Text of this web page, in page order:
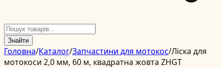
Знайти
Головна/Каталог/Запчастини для мотокос/Ліска для
мотокоси 2,0 мм, 60 м, квадратна жовта ZHGT